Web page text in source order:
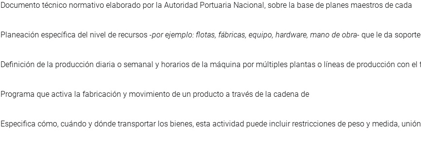
Documento técnico normativo elaborado por la Autoridad Portuaria Nacional, sobre la base de planes maestros de cada
Planeación específica del nivel de recursos -por ejemplo: flotas, fábricas, equipo, hardware, mano de obra- que le da
Definición de la producción diaria o semanal y horarios de la máquina por múltiples plantas o líneas de producción con
Programa que activa la fabricación y movimiento de un producto a través de la cadena de
Especifica cómo, cuándo y dónde transportar los bienes, esta actividad puede incluir restricciones de peso y medida, unión